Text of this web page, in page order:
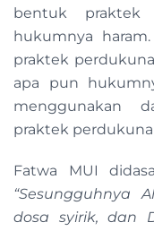
bentuk praktek
hukumnya
praktek
apa pun
menggunakan
praktek
Fatwa MUI
“Sesungguhnya
dosa syirik, dan